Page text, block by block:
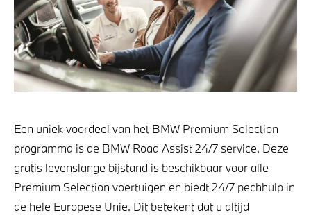
Een uniek voordeel van het BMW Premium Selection
programma is de BMW Road Assist 24/7 service. Deze
gratis levenslange bijstand is beschikbaar voor alle
Premium Selection voertuigen en biedt 24/7 pechhulp in
de hele Europese Unie. Dit betekent dat u altijd